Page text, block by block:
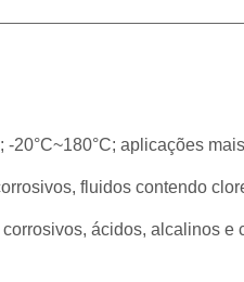
20°C~180°C; aplicações
fluidos contendo
ácidos, alcalinos